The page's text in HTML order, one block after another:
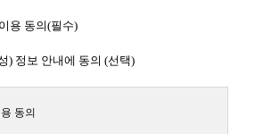
용 동의(필수)
) 정보 안내에 동의 (선택)
동의